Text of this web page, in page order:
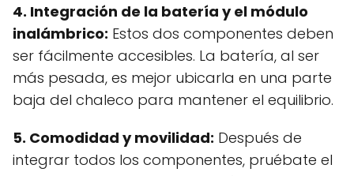
4. Integración de la batería y el módulo
inalámbrico: Estos dos componentes deben
ser fácilmente accesibles. La batería, al ser
más pesada, es mejor ubicarla en una parte
baja del chaleco para mantener el equilibrio.
5. Comodidad y movilidad: Después de
integrar todos los componentes, pruébate el